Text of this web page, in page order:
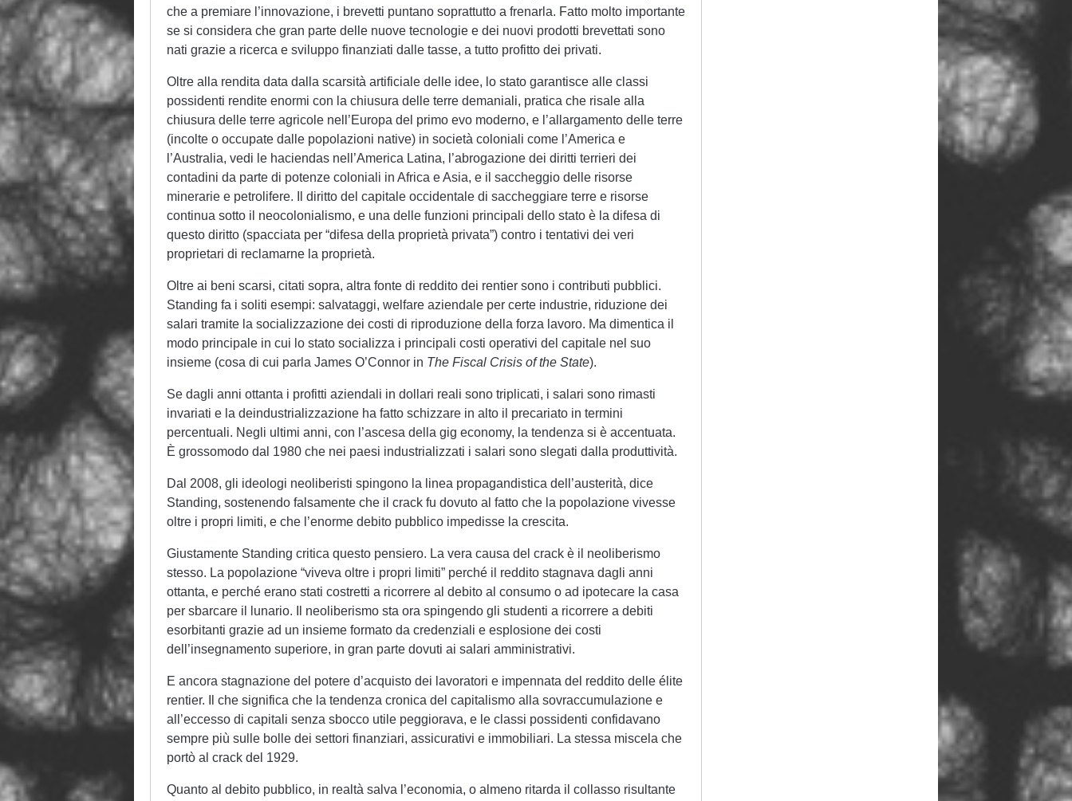
che a premiare l’innovazione, i brevetti puntano soprattutto a frenarla. Fatto molto importante
se si considera che gran parte delle nuove tecnologie e dei nuovi prodotti brevettati sono
nati grazie a ricerca e sviluppo finanziati dalle tasse, a tutto profitto dei privati.
Oltre alla rendita data dalla scarsità artificiale delle idee, lo stato garantisce alle classi
possidenti rendite enormi con la chiusura delle terre demaniali, pratica che risale alla
chiusura delle terre agricole nell’Europa del primo evo moderno, e l’allargamento delle terre
(incolte o occupate dalle popolazioni native) in società coloniali come l’America e
l’Australia, vedi le haciendas nell’America Latina, l’abrogazione dei diritti terrieri dei
contadini da parte di potenze coloniali in Africa e Asia, e il saccheggio delle risorse
minerarie e petrolifere. Il diritto del capitale occidentale di saccheggiare terre e risorse
continua sotto il neocolonialismo, e una delle funzioni principali dello stato è la difesa di
questo diritto (spacciata per “difesa della proprietà privata”) contro i tentativi dei veri
proprietari di reclamarne la proprietà.
Oltre ai beni scarsi, citati sopra, altra fonte di reddito dei rentier sono i contributi pubblici.
Standing fa i soliti esempi: salvataggi, welfare aziendale per certe industrie, riduzione dei
salari tramite la socializzazione dei costi di riproduzione della forza lavoro. Ma dimentica il
modo principale in cui lo stato socializza i principali costi operativi del capitale nel suo
insieme (cosa di cui parla James O’Connor in The Fiscal Crisis of the State).
Se dagli anni ottanta i profitti aziendali in dollari reali sono triplicati, i salari sono rimasti
invariati e la deindustrializzazione ha fatto schizzare in alto il precariato in termini
percentuali. Negli ultimi anni, con l’ascesa della gig economy, la tendenza si è accentuata.
È grossomodo dal 1980 che nei paesi industrializzati i salari sono slegati dalla produttività.
Dal 2008, gli ideologi neoliberisti spingono la linea propagandistica dell’austerità, dice
Standing, sostenendo falsamente che il crack fu dovuto al fatto che la popolazione vivesse
oltre i propri limiti, e che l’enorme debito pubblico impedisse la crescita.
Giustamente Standing critica questo pensiero. La vera causa del crack è il neoliberismo
stesso. La popolazione “viveva oltre i propri limiti” perché il reddito stagnava dagli anni
ottanta, e perché erano stati costretti a ricorrere al debito al consumo o ad ipotecare la casa
per sbarcare il lunario. Il neoliberismo sta ora spingendo gli studenti a ricorrere a debiti
esorbitanti grazie ad un insieme formato da credenziali e esplosione dei costi
dell’insegnamento superiore, in gran parte dovuti ai salari amministrativi.
E ancora stagnazione del potere d’acquisto dei lavoratori e impennata del reddito delle élite
rentier. Il che significa che la tendenza cronica del capitalismo alla sovraccumulazione e
all’eccesso di capitali senza sbocco utile peggiorava, e le classi possidenti confidavano
sempre più sulle bolle dei settori finanziari, assicurativi e immobiliari. La stessa miscela che
portò al crack del 1929.
Quanto al debito pubblico, in realtà salva l’economia, o almeno ritarda il collasso risultante